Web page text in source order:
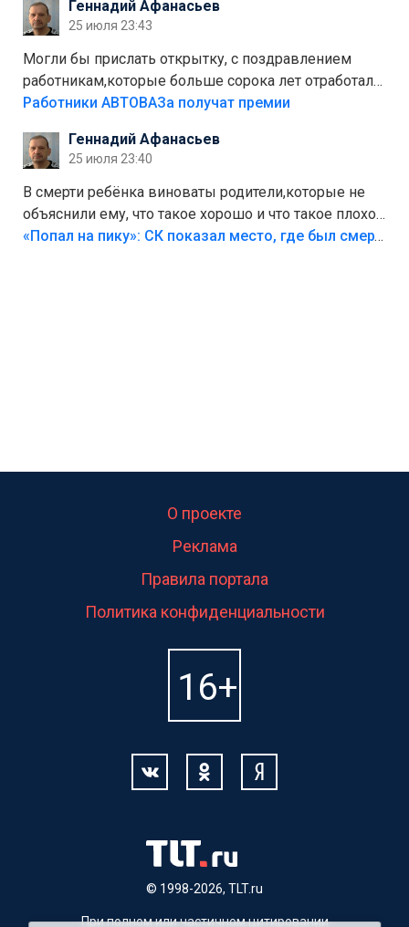
Штрафы мизерные.
Геннадий Афанасьев
25 июля 23:43
Могли бы прислать открытку, с поздравлением
работникам,которые больше сорока лет отработали
на предприятии.
Работники АВТОВАЗа получат премии
Геннадий Афанасьев
25 июля 23:40
В смерти ребёнка виноваты родители,которые не
объяснили ему, что такое хорошо и что такое плохо!
Лезть через такой забор,верх безумия,есть же
«Попал на пику»: СК показал место, где был смертельно травмирован ребенок в Тольятти
© 1998-2026, TLT.ru
О проекте
Реклама
Правила портала
Политика конфиденциальности
При полном или частичном цитировании